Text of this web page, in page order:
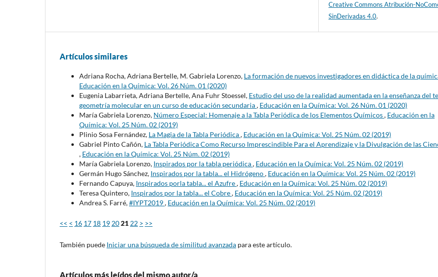
Creative Commons Atribución-
SinDerivadas 4.0.
Artículos similares
Adriana Rocha, Adriana Bertelle, M. Gabriela Lorenzo, La formación de nuevos investigadores en didáctica de la
Educación en la Química: Vol. 26 Núm. 01 (2020)
Eugenia Labarrieta, Adriana Bertelle, Ana Fuhr Stoessel, Estudio del uso de la realidad aumentada en la enseñanza del
geometría molecular en un curso de educación secundaria, Educación en la Química: Vol. 26 Núm. 01 (2020)
María Gabriela Lorenzo, Número Especial: Homenaje a la Tabla Periódica de los Elementos Químicos, Educación en la
Química: Vol. 25 Núm. 02 (2019)
Plinio Sosa Fernández, La Magia de la Tabla Periódica, Educación en la Química: Vol. 25 Núm. 02 (2019)
Gabriel Pinto Cañón, La Tabla Periódica Como Recurso Imprescindible Para el Aprendizaje y la Divulgación de las
, Educación en la Química: Vol. 25 Núm. 02 (2019)
María Gabriela Lorenzo, Inspirados por la tabla periódica, Educación en la Química: Vol. 25 Núm. 02 (2019)
Germán Hugo Sánchez, Inspirados por la tabla... el Hidrógeno, Educación en la Química: Vol. 25 Núm. 02 (2019)
Fernando Capuya, Inspirados porla tabla... el Azufre, Educación en la Química: Vol. 25 Núm. 02 (2019)
Teresa Quintero, Inspirados por la tabla... el Cobre, Educación en la Química: Vol. 25 Núm. 02 (2019)
Andrea S. Farré,#IYPT2019, Educación en la Química: Vol. 25 Núm. 02 (2019)
<< < 16 17 18 19 2021 22 > >>
También puede Iniciar una búsqueda de similitud avanzada para este artículo.
Artículos más leídos del mismo autor/a